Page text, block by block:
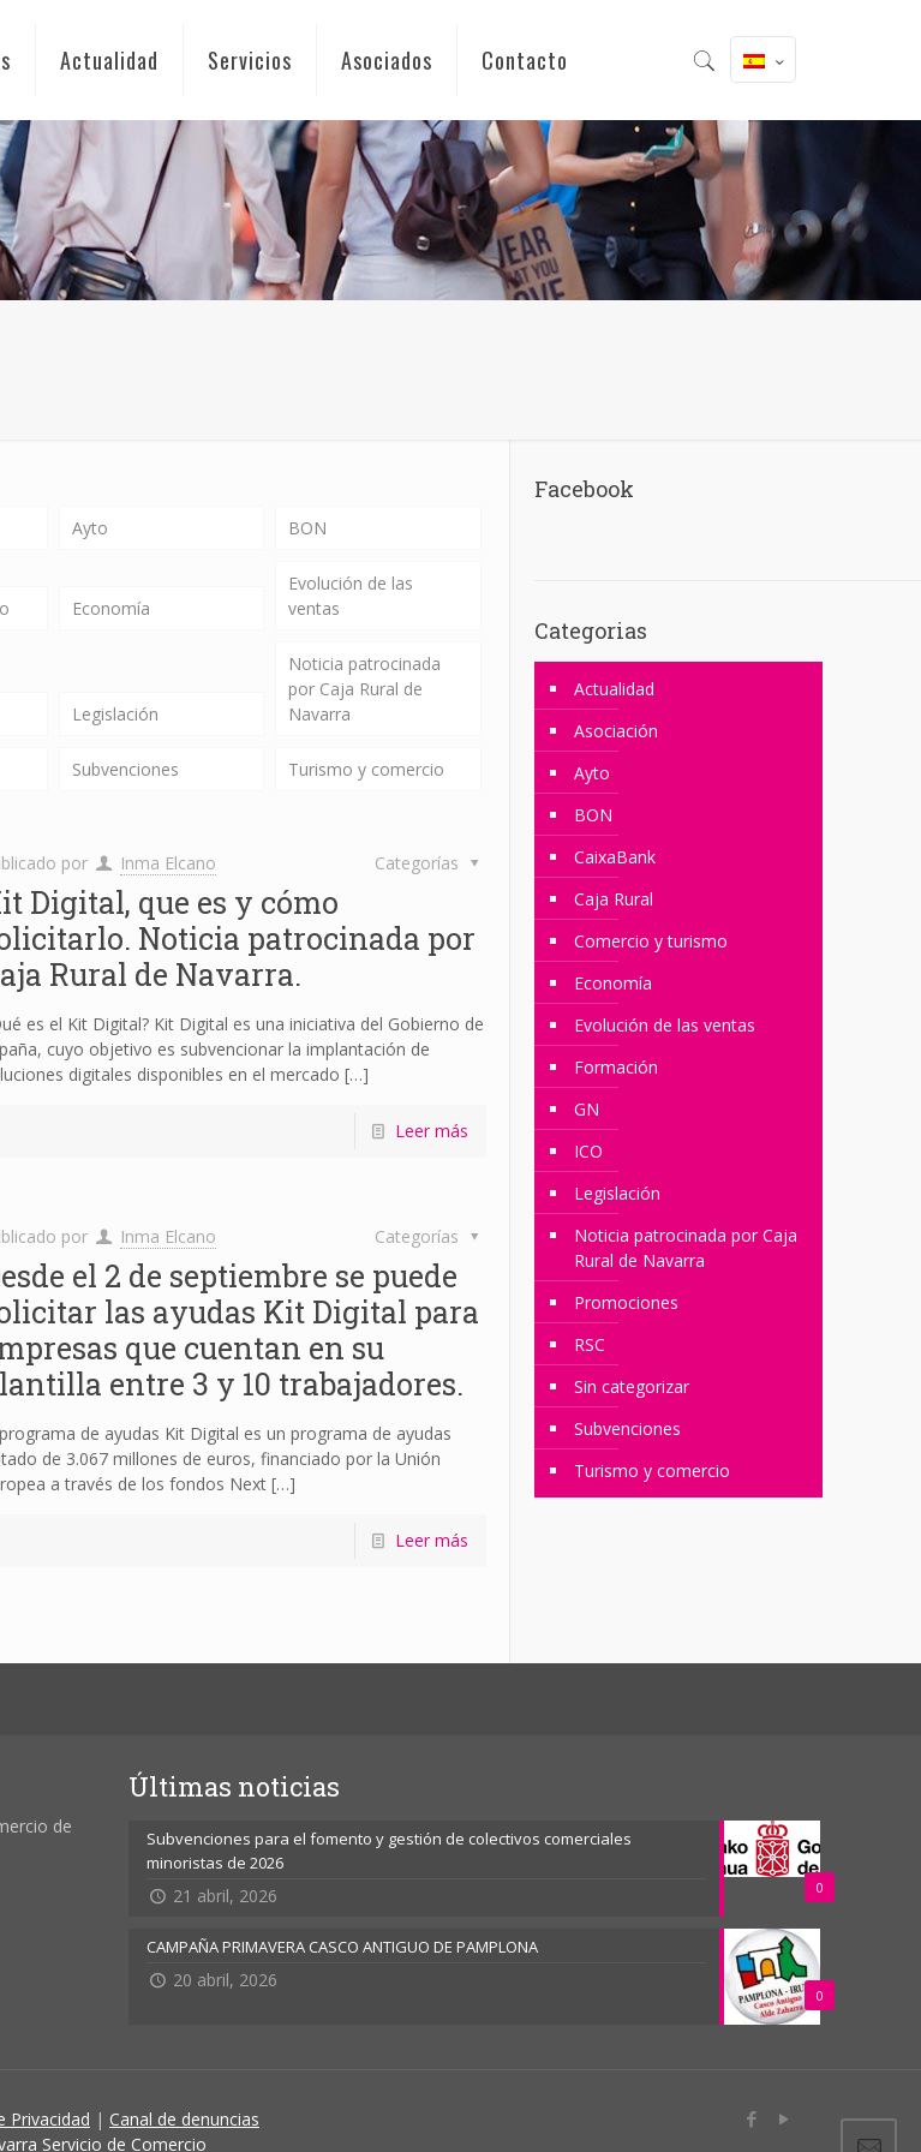
Actualidad Servicios Asociados Contacto
Ayto BON
Economía
Evolución de las
ventas
Legislación
Noticia patrocinada
por Caja Rural de
Navarra
Subvenciones Turismo y comercio
por Inma Elcano Categorías
Digital, que es y cómo
Noticia patrocinada por
Rural de Navarra.
es el Kit Digital? Kit Digital es una iniciativa del Gobierno de
cuyo objetivo es subvencionar la implantación de
digitales disponibles en el mercado […]
Leer más
por Inma Elcano Categorías
el 2 de septiembre se puede
las ayudas Kit Digital para
que cuentan en su
entre 3 y 10 trabajadores.
de ayudas Kit Digital es un programa de ayudas
de 3.067 millones de euros, financiado por la Unión
a través de los fondos Next[…]
Leer más
Facebook
Categorias
Actualidad
Asociación
Ayto
BON
CaixaBank
Caja Rural
Comercio y turismo
Economía
Evolución de las ventas
Formación
GN
ICO
Legislación
Noticia patrocinada por Caja
Rural de Navarra
Promociones
RSC
Sin categorizar
Subvenciones
Turismo y comercio
de
Últimas noticias
0
Subvenciones para el fomento y gestión de colectivos comerciales
minoristas de 2026
21 abril, 2026
0
CAMPAÑA PRIMAVERA CASCO ANTIGUO DE PAMPLONA
20 abril, 2026
Privacidad | Canal de denuncias
Servicio de Comercio